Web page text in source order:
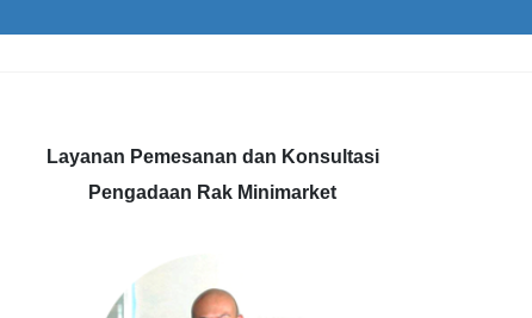
Layanan Pemesanan dan Konsultasi
Pengadaan Rak Minimarket